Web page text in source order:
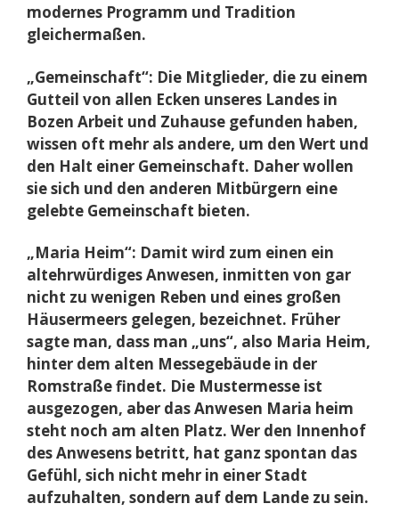
modernes Programm und Tradition
gleichermaßen.
„Gemeinschaft“: Die Mitglieder, die zu einem
Gutteil von allen Ecken unseres Landes in
Bozen Arbeit und Zuhause gefunden haben,
wissen oft mehr als andere, um den Wert und
den Halt einer Gemeinschaft. Daher wollen
sie sich und den anderen Mitbürgern eine
gelebte Gemeinschaft bieten.
„Maria Heim“: Damit wird zum einen ein
altehrwürdiges Anwesen, inmitten von gar
nicht zu wenigen Reben und eines großen
Häusermeers gelegen, bezeichnet. Früher
sagte man, dass man „uns“, also Maria Heim,
hinter dem alten Messegebäude in der
Romstraße findet. Die Mustermesse ist
ausgezogen, aber das Anwesen Maria heim
steht noch am alten Platz. Wer den Innenhof
des Anwesens betritt, hat ganz spontan das
Gefühl, sich nicht mehr in einer Stadt
aufzuhalten, sondern auf dem Lande zu sein.